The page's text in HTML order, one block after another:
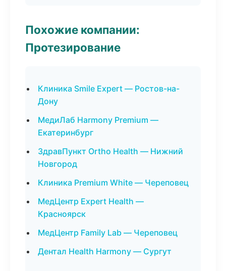
Похожие компании:
Протезирование
Клиника Smile Expert — Ростов-на-
Дону
МедиЛаб Harmony Premium —
Екатеринбург
ЗдравПункт Ortho Health — Нижний
Новгород
Клиника Premium White — Череповец
МедЦентр Expert Health —
Красноярск
МедЦентр Family Lab — Череповец
Дентал Health Harmony — Сургут